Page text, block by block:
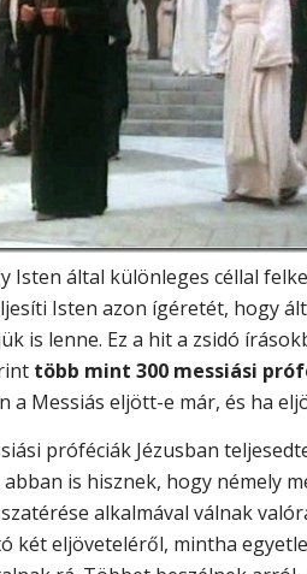
Isten által különleges céllal
Isten azon ígéretét, hogy
is lenne. Ez a hit a zsidó
több mint 300 messiási
a Messiás eljött-e már, és ha
próféciák Jézusban
is hisznek, hogy némely
alkalmával válnak
két eljöveteléről, mintha